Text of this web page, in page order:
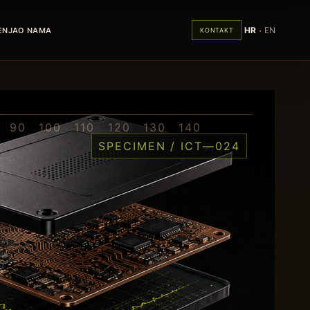
O NAMA KONTAKT HR · EN
100 110 120 130 140
SPECIMEN / ICT—024